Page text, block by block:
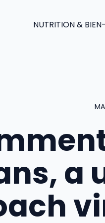
NUTRITION &
a